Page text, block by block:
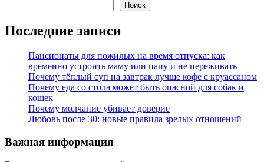
Поиск
Последние записи
Пансионаты для пожилых на время отпуска: как
временно устроить маму или папу и не переживать
Почему тёплый суп на завтрак лучше кофе с круассаном
Почему еда со стола может быть опасной для собак и
кошек
Почему молчание убивает доверие
Любовь после 30: новые правила зрелых отношений
Важная информация